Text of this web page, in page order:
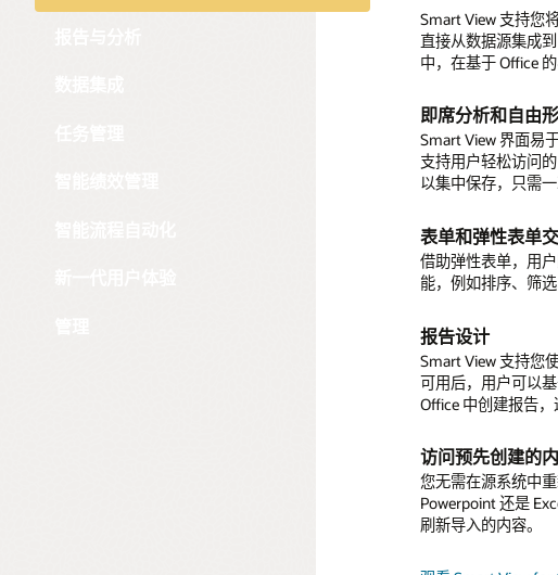
Smart View 支持您
直接从数据源集成
中，在基于 Office
即席分析和自由
Smart View 界面易
支持用户轻松访问
以集中保存，只需
表单和弹性表单
借助弹性表单，用
能，例如排序、筛
报告设计
Smart View 支持您
可用后，用户可以
Office 中创建报告，
访问预先创建的
您无需在源系统中
Powerpoint 还是
刷新导入的内容。
仪表盘
仪表盘不仅提供高
点击式设计器轻松
报告
内置有财务智能的
方式使用各种报告
KPI 和 Infolet
利益相关者可通过
Web 即席查询功能
非超级用户可以直
数据，执行更加详
通过桌面、Web 或
了解 Narrative
集成各类源应用
轻松将关键数据源
能够访问和理解
源实施访问控制。
提取数据，将其
库或操作系统。
EPM 自动化
乎所有管理需求。
REST API
与其他应用集成
Cloud EPM 内容（
编排关键流程
通过内置流程和任
时间。
全面的任务类型
任务类型包括手动
行。
关键 EPM 任务（例
EPM 的任务管理功
审计人员通常要审
EPM 的任务管理模
查。
利用 IPM 打造数
IPM 利用数据科学
而改善业务的关键
加快数据分析速
使用嵌入式人工智
异，确保捕获关于
可以直接获得高度
利用预测性计划改
识别并利用财务和
准备。基于实际情
查看 Oracle 计划产
阅读解决方案简介
观看洞察功能概览
自动合并
Oracle EPM 云强大
务。这有助于加快
编排互联关账
编排从子分类账到
Oracle EPM 云支持
自动匹配对账
通过强大的事务匹
在报告中自动生
通过条件文本生成
多洞察。
查看 Oracle 财务合
直观、有吸引力
用户通过一个直观
所有必要任务。
面向用户/组的个
Oracle EPM 云可为
成特定业务流程活
并、对账、税务报
适用于 EPM 的
您可以利用数字助
并检查余额和任务
字助手。
了解数字助手产品
灵活配置
自动将新技术功能
程，只需一次点击
安全性和访问控
安全性至关重要。
可范围内安全操作
EPM 云提供全面的
维护敏捷、精简的